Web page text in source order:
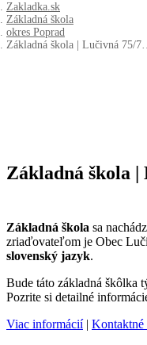
Zakladka.sk
Základná škola
okres Poprad
Základná škola | Lučivná 75/7…
Základná škola
Základná škola sa
zriaďovateľom je Obec
slovenský jazyk.
Bude táto základná škôlka
Pozrite si detailné
Viac informácií| Kontaktné